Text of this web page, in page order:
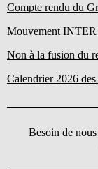
Compte rendu du
Mouvement INTER
Non à la fusion du
Calendrier 2026
Besoin de